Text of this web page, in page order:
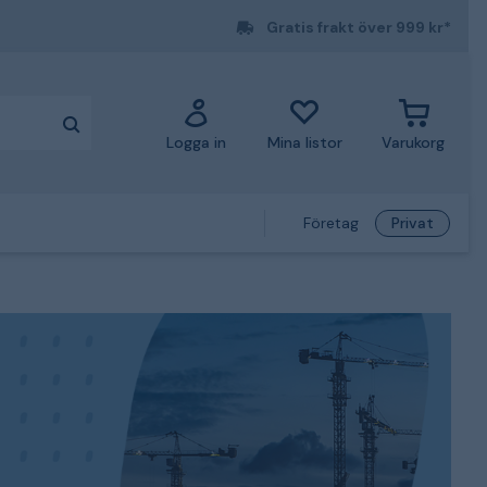
Gratis frakt över 999 kr*
Logga in Mina listor Varukorg
Företag Privat